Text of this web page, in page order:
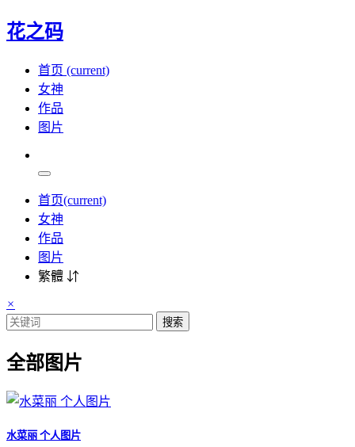
花之码
首页 (current)
女神
作品
图片
首页(current)
女神
作品
图片
繁體 ⇵
×
搜索
全部图片
水菜丽 个人图片